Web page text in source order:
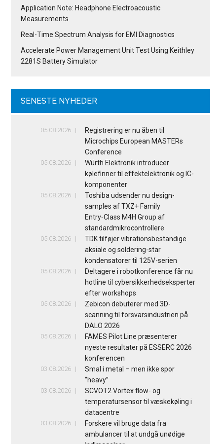
Application Note: Headphone Electroacoustic
Measurements
Real-Time Spectrum Analysis for EMI Diagnostics
Accelerate Power Management Unit Test Using Keithley
2281S Battery Simulator
SENESTE NYHEDER
05.08.2026
Registrering er nu åben til
Microchips European MASTERs
Conference
05.08.2026
Würth Elektronik introducer
kølefinner til effektelektronik og IC-
komponenter
05.08.2026
Toshiba udsender nu design-
samples af TXZ+ Family
Entry‑Class M4H Group af
standardmikrocontrollere
05.08.2026
TDK tilføjer vibrationsbestandige
aksiale og soldering-star
kondensatorer til 125V-serien
05.08.2026
Deltagere i robotkonference får nu
hotline til cybersikkerhedseksperter
efter workshops
05.08.2026
Zebicon debuterer med 3D-
scanning til forsvarsindustrien på
DALO 2026
05.08.2026
FAMES Pilot Line præsenterer
nyeste resultater på ESSERC 2026
konferencen
03.08.2026
Smal i metal – men ikke spor
“heavy”
03.08.2026
SCVOT2 Vortex flow- og
temperatursensor til væskekøling i
datacentre
03.08.2026
Forskere vil bruge data fra
ambulancer til at undgå unødige